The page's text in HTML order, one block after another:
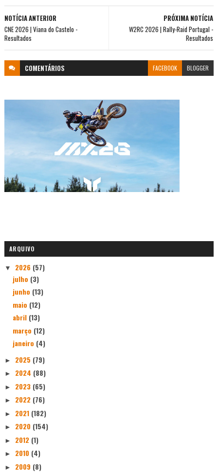
PRÓXIMA NOTÍCIA
W2RC 2026 | Rally-Raid Portugal -
Resultados
NOTÍCIA ANTERIOR
CNE 2026 | Viana do Castelo -
Resultados
COMENTÁRIOS FACEBOOK BLOGGER
ARQUIVO
▼ 2026 (57)
julho (3)
junho (13)
maio (12)
abril (13)
março (12)
janeiro (4)
► 2025 (79)
► 2024 (88)
► 2023 (65)
► 2022 (76)
► 2021 (182)
► 2020 (154)
► 2012 (1)
► 2010 (4)
► 2009 (8)